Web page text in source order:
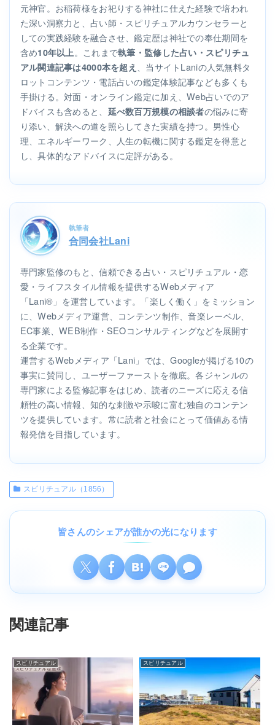
元神官。お稲荷様をお祀りする神社に仕えた経験で培われ
た深い洞察力と、占い師・スピリチュアルカウンセラーと
しての実践経験を融合させ、鑑定歴は神社での奉仕期間を
含め10年以上 。これまで執筆・監修した占い・スピリチュ
アル関連記事は4000本を超え
、当サイトLaniの人気無料タ
ロットコンテンツ・電話占いの鑑定体験記事なども多くも
手掛ける。対面・オンライン鑑定に加え、Web占いでのア
ドバイスも含めると、 延べ数百万規模の相談者の悩みに寄
り添い、解決への道を照らしてきた実績を持つ。男性心
理、エネルギーワーク、人生の転機に関する鑑定を得意と
し、具体的なアドバイスに定評がある。
執筆者
合同会社Lani
専門家監修のもと、信頼できる占い・スピリチュアル・恋
愛・ライフスタイル情報を提供するWebメディア
「Lani®」を運営しています。「楽しく働く」をミッション
に、Webメディア運営、コンテンツ制作、音楽レーベル、
EC事業、WEB制作・SEOコンサルティングなどを展開す
る企業です。
運営するWebメディア「Lani」では、Googleが掲げる10の
事実に賛同し、ユーザーファーストを徹底。各ジャンルの
専門家による監修記事をはじめ、読者のニーズに応える信
頼性の高い情報、知的な刺激や示唆に富む独自のコンテン
ツを提供しています。常に読者と社会にとって価値ある情
報発信を目指しています。
スピリチュアル（1856）
皆さんのシェアが誰かの光になります
関連記事
スピリチュアル スピリチュアル